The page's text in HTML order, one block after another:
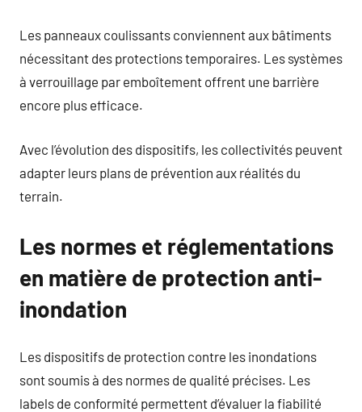
Les panneaux coulissants conviennent aux bâtiments
nécessitant des protections temporaires. Les systèmes
à verrouillage par emboîtement offrent une barrière
encore plus efficace.
Avec l’évolution des dispositifs, les collectivités peuvent
adapter leurs plans de prévention aux réalités du
terrain.
Les normes et réglementations
en matière de protection anti-
inondation
Les dispositifs de protection contre les inondations
sont soumis à des normes de qualité précises. Les
labels de conformité permettent d’évaluer la fiabilité